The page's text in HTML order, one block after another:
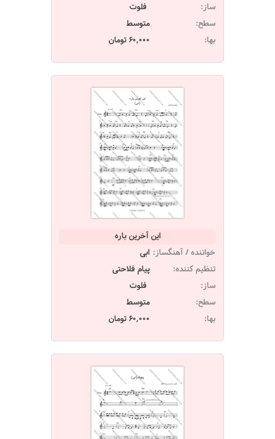
ساز:
فلوت
سطح:
متوسط
بها:
60,000 تومان
این آخرین باره
خواننده / آهنگساز: ابی
تنظیم کننده:
پیام فلاحتی
ساز:
فلوت
سطح:
متوسط
بها:
60,000 تومان